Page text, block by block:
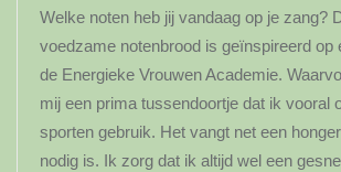
Welke noten heb jij vandaag op je zang?
voedzame notenbrood is geïnspireerd op
de Energieke Vrouwen Academie.
mij een prima tussendoortje dat ik vooral
sporten gebruik. Het vangt net een
nodig is. Ik zorg dat ik altijd wel een